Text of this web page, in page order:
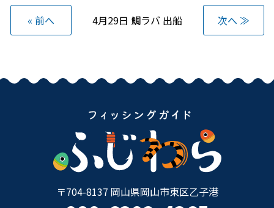
« 前へ 4月29日 鯛ラバ 出船 次へ ≫
〒704-8137 岡山県岡山市東区乙子港